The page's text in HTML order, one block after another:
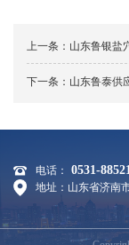
上一条： 山东鲁银盐
下一条： 山东鲁泰供
电话： 0531-
地址：山东省济南